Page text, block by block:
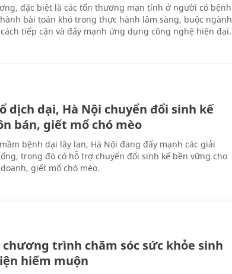
đặc biệt là các tổn thương mạn tính ở người có bệnh
bài toán khó trong thực hành lâm sàng, buộc ngành
tiếp cận và đẩy mạnh ứng dụng công nghệ hiện đại.
dịch dại, Hà Nội chuyển đổi sinh kế
bán, giết mổ chó mèo
bệnh dại lây lan, Hà Nội đang đẩy mạnh các giải
trong đó có hỗ trợ chuyển đổi sinh kế bền vững cho
giết mổ chó mèo.
trình chăm sóc sức khỏe sinh
hiếm muộn